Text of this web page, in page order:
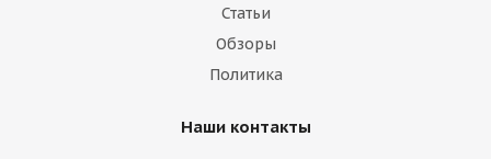
Статьи
Обзоры
Политика
Наши контакты